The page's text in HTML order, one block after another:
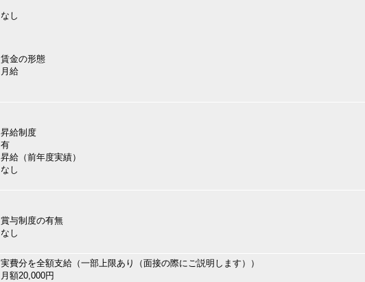
なし
賃金の形態
月給
昇給制度
有
昇給（前年度実績）
なし
賞与制度の有無
なし
実費分を全額支給（一部上限あり（面接の際にご説明します））
月額20,000円